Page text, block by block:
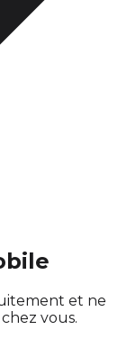
et ne
vous.